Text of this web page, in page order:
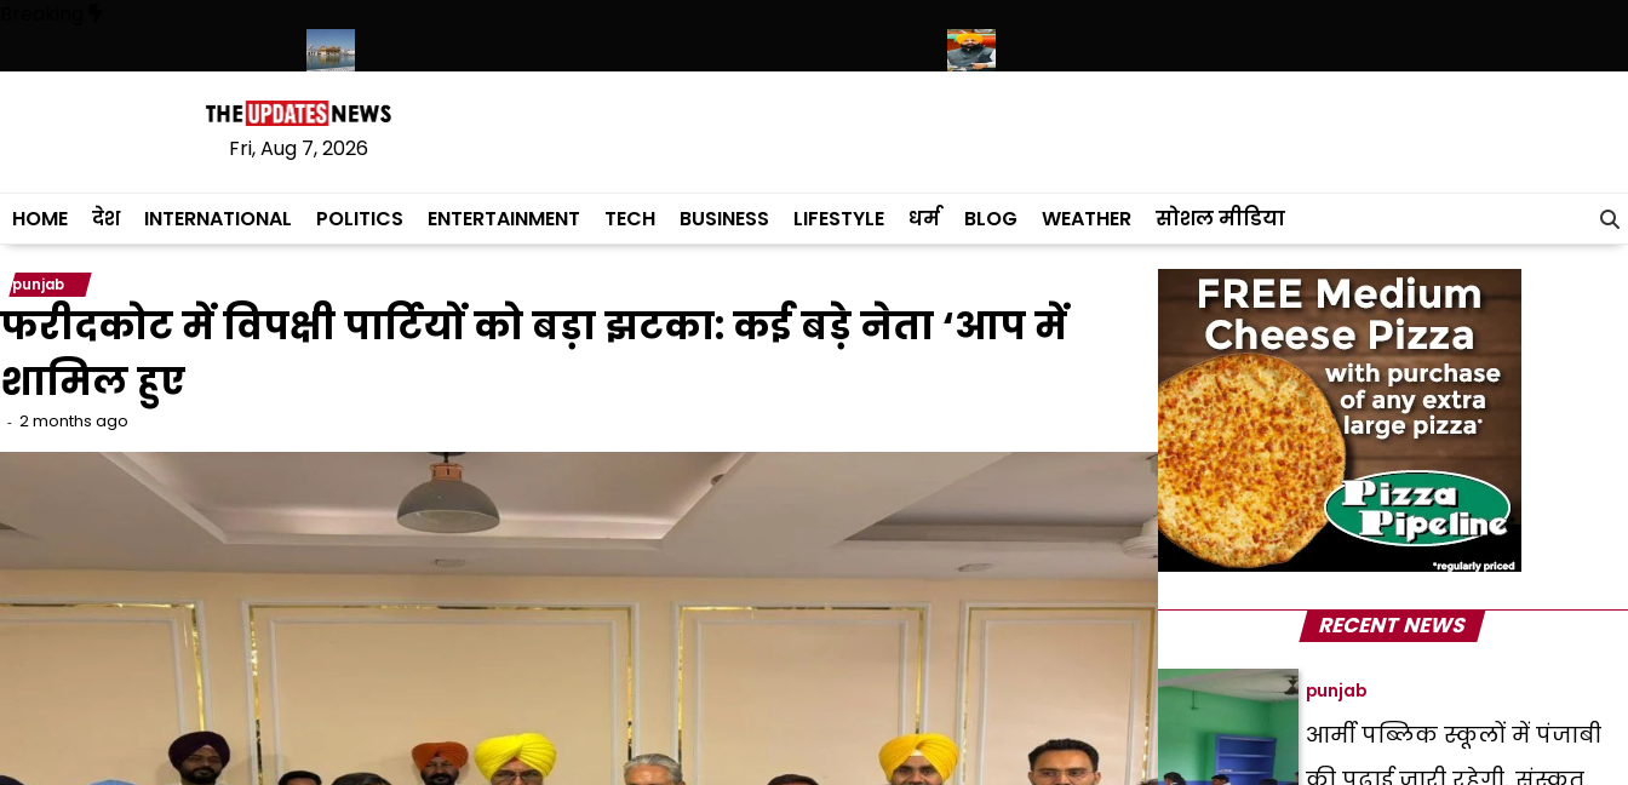
content
संस्कृत लागू करने का फैसला वापसश्री गुरु हरिकृष्ण साहिब जी के प्रकाश पर्व पर श्री हरिमंदिर साहिब में उमड़ा श्रद्धालुओं का सैलाब
Fri, Aug 7, 2026
HOME देश INTERNATIONAL POLITICS ENTERTAINMENT TECH BUSINESS LIFESTYLE धर्म BLOG WEATHER सोशल मीडिया
punjab
फरीदकोट में विपक्षी पार्टियों को बड़ा झटका: कई बड़े नेता ‘आप में
शामिल हुए
2 months ago
RECENT NEWS
punjab
आर्मी पब्लिक स्कूलों में पंजाबी